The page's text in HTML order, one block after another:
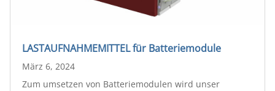
LASTAUFNAHMEMITTEL für Batteriemodule
März 6, 2024
Zum umsetzen von Batteriemodulen wird unser